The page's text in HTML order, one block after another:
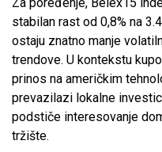
stabilan rast od 0,8% na
ostaju znatno manje
trendove. U kontekstu
prinos na američkim
prevazilazi lokalne
podstiče interesovanje
tržište.